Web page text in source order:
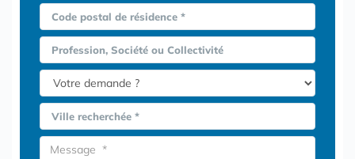
Code postal de résidence *
Profession, Société ou Collectivité
Ville recherchée *